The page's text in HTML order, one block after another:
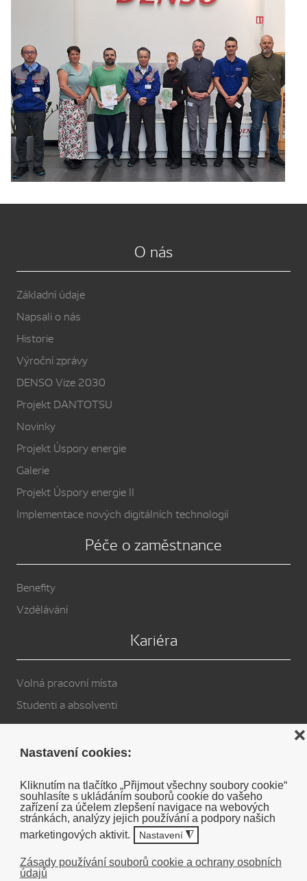
Nastavení cookies:
Kliknutím na tlačítko „Přijmout všechny soubory cookie“
souhlasíte s ukládáním souborů cookie do vašeho
zařízení za účelem zlepšení navigace na webových
stránkách, analýzy jejich používání a podpory našich
marketingových aktivit.
Nastavení ◮
Zásady používání souborů cookie a ochrany osobních
údajů
❌
O nás
Základní údaje
Napsali o nás
Historie
Výroční zprávy
DENSO Vize 2030
Projekt DANTOTSU
Novinky
Projekt Úspory energie
Galerie
Projekt Úspory energie II
Implementace nových digitálních technologií
Péče o zaměstnance
Benefity
Vzdělávání
Kariéra
Volná pracovní místa
Studenti a absolventi
Cookies
Soukromé prohlášení o vyloučení odpovědnosti DENSO